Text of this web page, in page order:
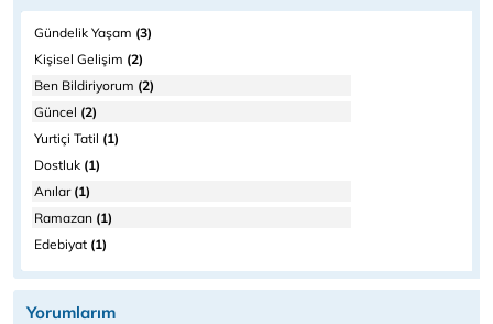
Gündelik Yaşam (3)
Kişisel Gelişim (2)
Ben Bildiriyorum (2)
Güncel (2)
Yurtiçi Tatil (1)
Dostluk (1)
Anılar(1)
Ramazan (1)
Edebiyat (1)
Yorumlarım